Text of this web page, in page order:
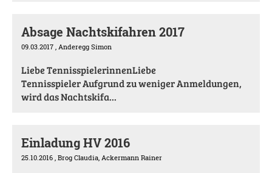
Absage Nachtskifahren 2017
09.03.2017 , Anderegg Simon
Liebe TennisspielerinnenLiebe
Tennisspieler Aufgrund zu weniger Anmeldungen,
wird das Nachtskifa...
Einladung HV 2016
25.10.2016 , Brog Claudia, Ackermann Rainer